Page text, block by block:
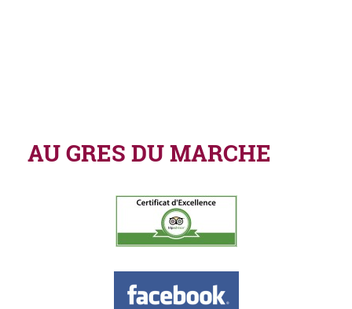
AU GRES DU MARCHE